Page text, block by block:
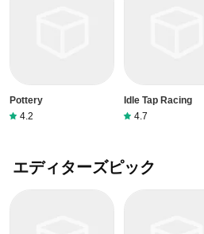
Pottery
4.2
Idle Tap Racing
4.7
エディターズピック